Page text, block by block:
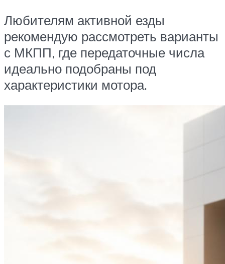
Любителям активной езды
рекомендую рассмотреть варианты
с МКПП, где передаточные числа
идеально подобраны под
характеристики мотора.